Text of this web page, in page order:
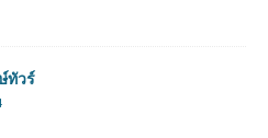
ทัวร์